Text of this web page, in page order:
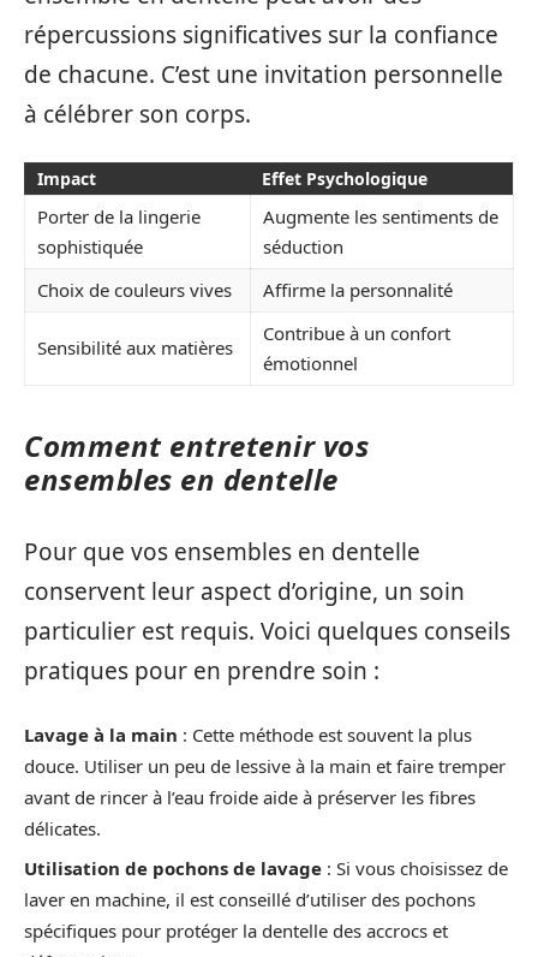
répercussions significatives sur la confiance
de chacune. C’est une invitation personnelle
à célébrer son corps.
Impact Effet Psychologique
Porter de la lingerie
sophistiquée
Augmente les sentiments de
séduction
Choix de couleurs vives
Affirme la personnalité
Sensibilité aux matières
Contribue à un confort
émotionnel
Comment entretenir vos
ensembles en dentelle
Pour que vos ensembles en dentelle
conservent leur aspect d’origine, un soin
particulier est requis. Voici quelques conseils
pratiques pour en prendre soin :
Lavage à la main : Cette méthode est souvent la plus
douce. Utiliser un peu de lessive à la main et faire tremper
avant de rincer à l’eau froide aide à préserver les fibres
délicates.
Utilisation de pochons de lavage : Si vous choisissez de
laver en machine, il est conseillé d’utiliser des pochons
spécifiques pour protéger la dentelle des accrocs et